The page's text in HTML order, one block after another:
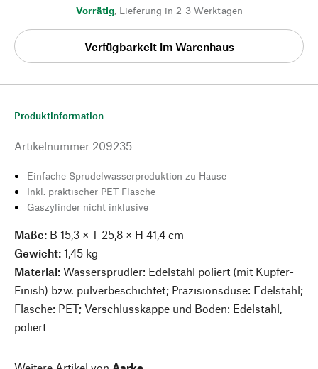
Vorrätig, Lieferung in 2-3 Werktagen
Verfügbarkeit im Warenhaus
Produktinformation
Artikelnummer 209235
Einfache Sprudelwasserproduktion zu Hause
Inkl. praktischer PET-Flasche
Gaszylinder nicht inklusive
Maße: B 15,3 × T 25,8 × H 41,4 cm
Gewicht: 1,45 kg
Material: Wassersprudler: Edelstahl poliert (mit Kupfer-
Finish) bzw. pulverbeschichtet; Präzisionsdüse: Edelstahl;
Flasche: PET; Verschlusskappe und Boden: Edelstahl,
poliert